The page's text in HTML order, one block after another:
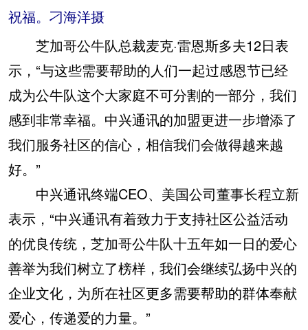
祝福。刁海洋摄
芝加哥公牛队总裁麦克·雷恩斯多夫12日表
示，“与这些需要帮助的人们一起过感恩节已经
成为公牛队这个大家庭不可分割的一部分，我们
感到非常幸福。中兴通讯的加盟更进一步增添了
我们服务社区的信心，相信我们会做得越来越
好。”
中兴通讯终端CEO、美国公司董事长程立新
表示，“中兴通讯有着致力于支持社区公益活动
的优良传统，芝加哥公牛队十五年如一日的爱心
善举为我们树立了榜样，我们会继续弘扬中兴的
企业文化，为所在社区更多需要帮助的群体奉献
爱心，传递爱的力量。”